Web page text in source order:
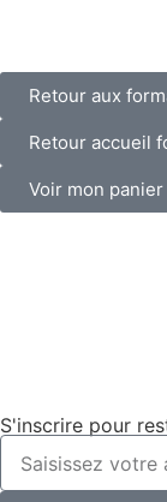
Retour aux
Retour accueil
Voir mon panier
S'inscrire pour